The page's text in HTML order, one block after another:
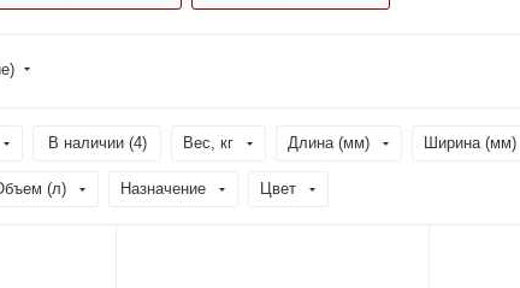
В наличии (4) Вес, кг Длина (мм) Ширина (мм)
(л) Назначение Цвет